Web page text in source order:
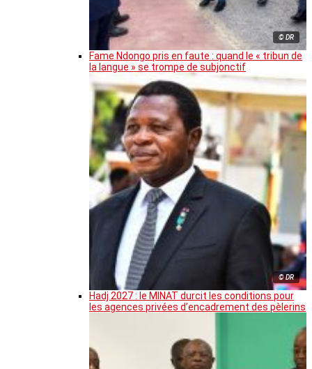
© DR
Fame Ndongo pris en faute : quand le « tribun de
la langue » se trompe de subjonctif
© DR
Hadj 2027 : le MINAT durcit les conditions pour
les agences privées d’encadrement des pèlerins